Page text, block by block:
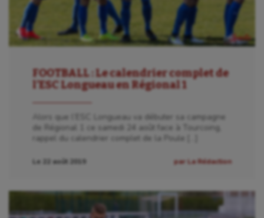
FOOTBALL : Le calendrier complet de
l’ESC Longueau en Régional 1
Alors que l’ESC Longueau va débuter sa campagne
de Régional 1 ce samedi 24 août face à Tourcoing,
rappel du calendrier complet de la Poule […]
Le 22 août 2019 par La Rédaction